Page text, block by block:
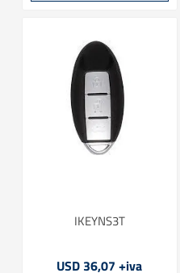
IKEYNS3T
USD 36,07 +iva